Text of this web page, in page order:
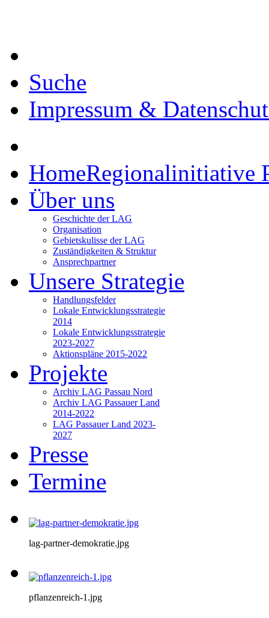
Suche
Impressum &
HomeRegionalinitiative
Über uns
Geschichte der LAG
Organisation
Gebietskulisse der LAG
Zuständigkeiten & Struktur
Ansprechpartner
Unsere Strategie
Handlungsfelder
Lokale Entwicklungsstrategie
2014
Lokale Entwicklungsstrategie
2023-2027
Aktionspläne 2015-2022
Projekte
Archiv LAG Passau Nord
Archiv LAG Passauer Land
2014-2022
LAG Passauer Land 2023-
2027
Presse
Termine
lag-partner-demokratie.jpg
pflanzenreich-1.jpg